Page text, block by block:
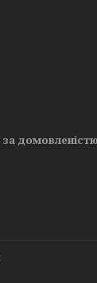
за домовленістю